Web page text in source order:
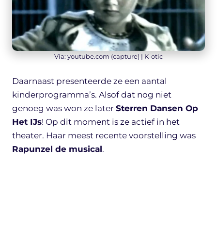
Via: youtube.com (capture) | K-otic
Daarnaast presenteerde ze een aantal
kinderprogramma’s. Alsof dat nog niet
genoeg was won ze later Sterren Dansen Op
Het IJs! Op dit moment is ze actief in het
theater. Haar meest recente voorstelling was
Rapunzel de musical.